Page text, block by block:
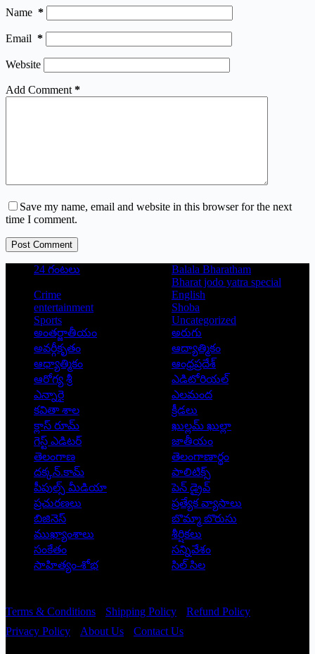
Name *
Email *
Website
Add Comment *
Save my name, email and website in this browser for the next
time I comment.
Post Comment
24 గంటలు
Balala Bharatham
Bharat jodo yatra special
Crime
English
entertainment
Shoba
Sports
Uncategorized
అంతర్జాతీయం
అరుగు
అవర్గీకృతం
ఆద్యాత్మికం
ఆధ్యాత్మికం
ఆంధ్రప్రదేశ్
ఆరోగ్య శ్రీ
ఎడిటోరియల్
ఎన్నారై
ఎలమంద
కవితా శాల
క్రీడలు
క్లాస్ రూమ్
ఖుల్లమ్ ఖుల్లా
గెస్ట్ ఎడిటర్
జాతీయం
తెలంగాణ
తెలంగాణార్థం
దక్కన్.కామ్
పాలిటిక్స్
పీపుల్స్ ‌మీడియా
పెన్ డ్రైవ్
ప్రచురణలు
ప్రత్యేక వ్యాసాలు
బిజినెస్
బొమ్మా బొరుసు
ముఖ్యాంశాలు
శీర్షికలు
సంకేతం
సన్నివేశం
సాహిత్యం-శోభ
సిల్ సిల
Terms & Conditions Shipping Policy
Refund Policy
Privacy Policy
About Us Contact Us